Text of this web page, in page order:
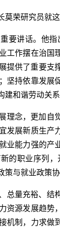
荣研究员就
要讲话。他
工作摆在治
提供了重要
坚持依靠发
和谐劳动关
理念，更加
发展新质生产
业能力强的
的职业序列
与就业政策
总量充裕、
资源发展趋
机制，力求